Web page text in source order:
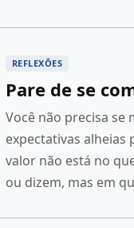
REFLEXÕES
Pare de se
Você não precisa se
expectativas alheias
valor não está no
ou dizem, mas em